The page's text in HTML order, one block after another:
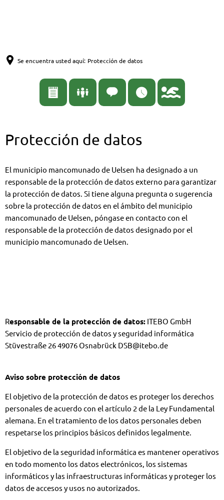
Se encuentra usted aquí: Protección de datos
Protección
datos
Protección de datos
El municipio mancomunado de Uelsen ha designado a un
responsable de la protección de datos externo para garantizar
la protección de datos. Si tiene alguna pregunta o sugerencia
sobre la protección de datos en el ámbito del municipio
mancomunado de Uelsen, póngase en contacto con el
responsable de la protección de datos designado por el
municipio mancomunado de Uelsen.
Responsable de la protección de datos: ITEBO GmbH
Servicio de protección de datos y seguridad informática
Stüvestraße 26 49076 Osnabrück DSB@itebo.de
Aviso sobre protección de datos
El objetivo de la protección de datos es proteger los derechos
personales de acuerdo con el artículo 2 de la Ley Fundamental
alemana. En el tratamiento de los datos personales deben
respetarse los principios básicos definidos legalmente.
El objetivo de la seguridad informática es mantener operativos
en todo momento los datos electrónicos, los sistemas
informáticos y las infraestructuras informáticas y proteger los
datos de accesos y usos no autorizados.